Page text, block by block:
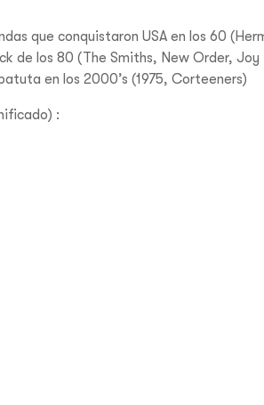
que conquistaron USA en los 60
de los 80 (The Smiths, New Order,
en los 2000’s (1975, Corteeners)
: